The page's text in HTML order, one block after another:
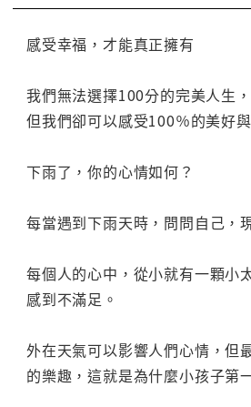
感受幸福，才能真正擁有
我們無法選擇100分的完美人生，
但我們卻可以感受100％的美好
下雨了，你的心情如何？
每當遇到下雨天時，問問自己，
每個人的心中，從小就有一顆小
感到不滿足。
外在天氣可以影響人們心情，但
的樂趣，這就是為什麼小孩子第